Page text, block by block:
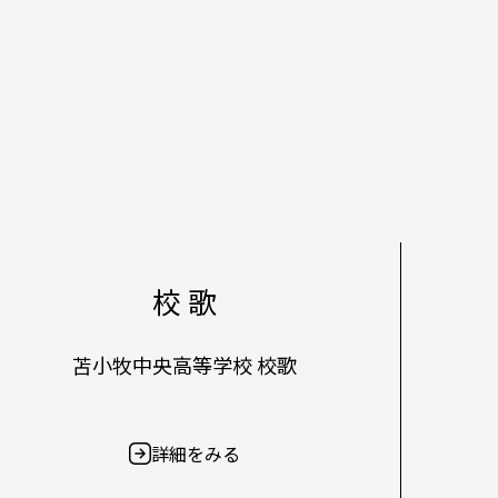
校 歌
苫小牧中央高等学校 校歌
詳細をみる